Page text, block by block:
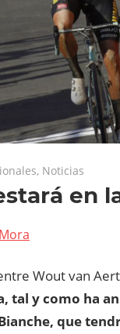
, Noticias
en
Wout van
tal y como ha
que